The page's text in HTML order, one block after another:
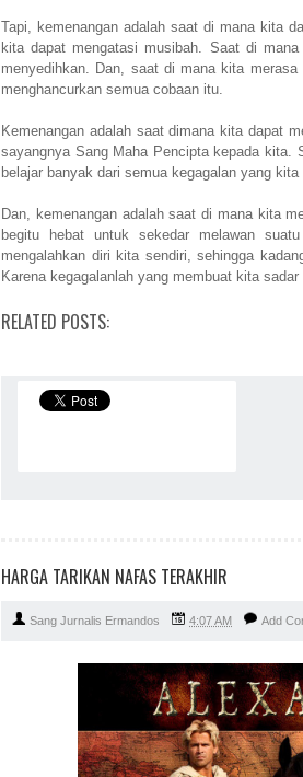
Tapi, kemenangan adalah saat di mana kita
kita dapat mengatasi musibah. Saat di
menyedihkan. Dan, saat di mana kita
menghancurkan semua cobaan itu.
Kemenangan adalah saat dimana kita dapat
sayangnya Sang Maha Pencipta kepada kita.
belajar banyak dari semua kegagalan yang kita
Dan, kemenangan adalah saat di mana kita
begitu hebat untuk sekedar melawan
mengalahkan diri kita sendiri, sehingga
Karena kegagalanlah yang membuat kita
RELATED POSTS:
HARGA TARIKAN NAFAS TERAKHIR
Sang Jurnalis Ermandos 4:07 AM Add